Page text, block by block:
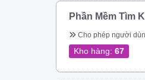
Phần Mềm Tìm
Cho phép người dùng tìm kiếm UID của page, nhóm, Profile theo link. Quét các UID người dùng tham gia một nhóm
Kho hàng: 67